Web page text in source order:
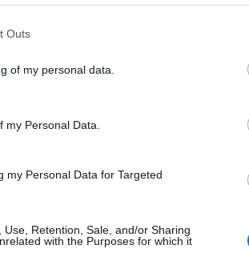
Outs
of my personal data.
Personal Data.
my Personal Data for Targeted
Retention, Sale, and/or Sharing
with the Purposes for which it
italiano della
singolo maschile 12-
Campionato Assoluto a
al prossimo
nazionaleper il
gli verrà anche